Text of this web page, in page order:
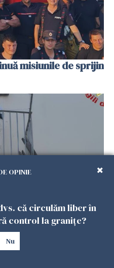
misiunile de sprijin
mort în
OPINIE
că circulăm liber în
control la granițe?
Nu